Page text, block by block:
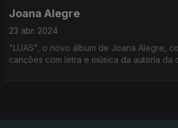
Joana Alegre
23 abr. 2024
"LUAS", o novo álbum de Joana Alegre,
canções com letra e música da autoria da